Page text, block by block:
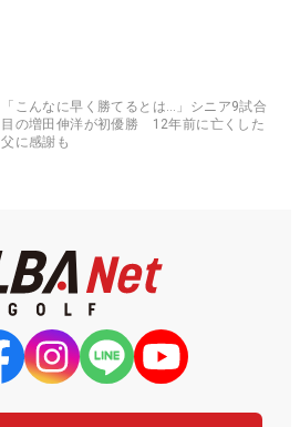
「こんなに早く勝てるとは…」シニア9試合
目の増田伸洋が初優勝 12年前に亡くした
父に感謝も